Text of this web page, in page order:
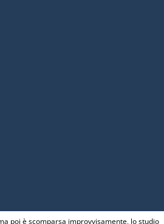
poi è scomparsa improvvisamente, lo studio